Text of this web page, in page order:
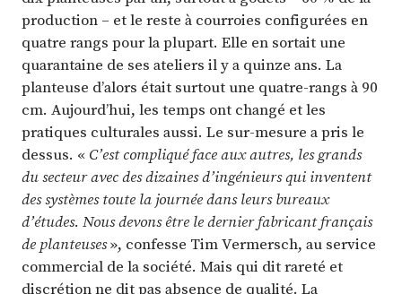
production – et le reste à courroies configurées en
quatre rangs pour la plupart. Elle en sortait une
quarantaine de ses ateliers il y a quinze ans. La
planteuse d’alors était surtout une quatre-rangs à 90
cm. Aujourd’hui, les temps ont changé et les
pratiques culturales aussi. Le sur-mesure a pris le
dessus. « C’est compliqué face aux autres, les grands
du secteur avec des dizaines d’ingénieurs qui inventent
des systèmes toute la journée dans leurs bureaux
d’études. Nous devons être le dernier fabricant français
de planteuses», confesse Tim Vermersch, au service
commercial de la société. Mais qui dit rareté et
discrétion ne dit pas absence de qualité. La